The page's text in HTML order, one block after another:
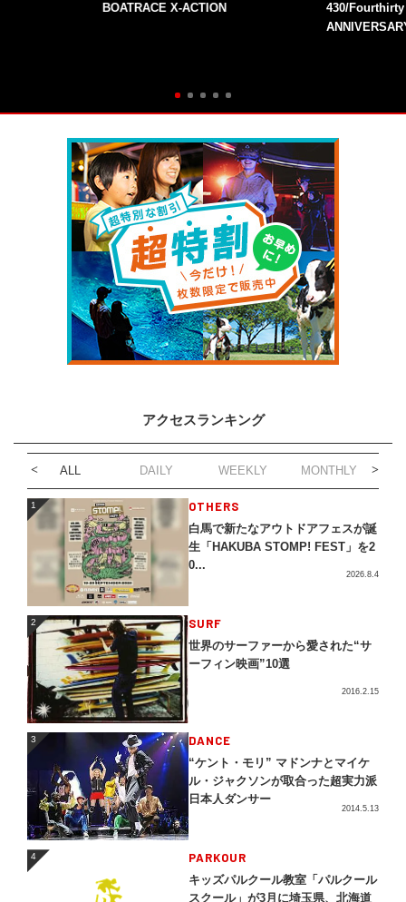
BOATRACE X-ACTION
430/
アクセスランキング
ALL DAILY WEEKLY MONTHLY
1 OTHERS
白馬で新たなアウトドアフェスが誕
生「HAKUBA STOMP! FEST」を2
0...
2026.8.4
2 SURF
世界のサーファーから愛された“サ
ーフィン映画”10選
2016.2.15
3 DANCE
“ケント・モリ” マドンナとマイケ
ル・ジャクソンが取合った超実力派
日本人ダンサー
2014.5.13
4 PARKOUR
キッズパルクール教室「パルクール
スクール」が3月に埼玉県、北海道